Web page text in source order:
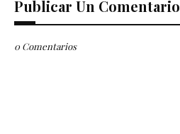
Publicar Un Comentario
0 Comentarios